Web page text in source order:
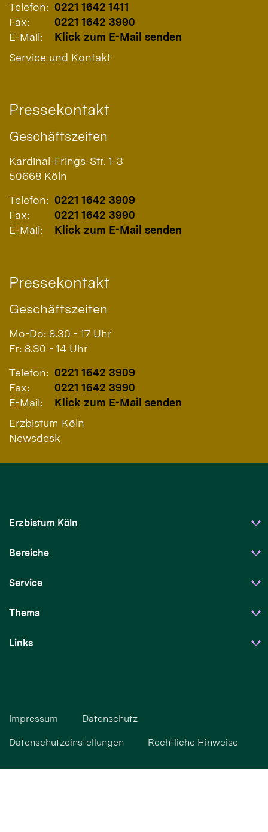
Telefon: 0221 1642 1411
Fax:
0221 1642 3990
E-Mail:
Klick zum E-Mail senden
Service und Kontakt
Pressekontakt
Geschäftszeiten
Kardinal-Frings-Str. 1-3
50668 Köln
Telefon: 0221 1642 3909
Fax:
0221 1642 3990
E-Mail:
Klick zum E-Mail senden
Pressekontakt
Geschäftszeiten
Mo-Do: 8.30 - 17 Uhr
Fr: 8.30 - 14 Uhr
Telefon: 0221 1642 3909
Fax:
0221 1642 3990
E-Mail:
Klick zum E-Mail senden
Erzbistum Köln
Newsdesk
Erzbistum Köln
Bereiche
Service
Thema
Links
Impressum Datenschutz
Datenschutzeinstellungen Rechtliche Hinweise